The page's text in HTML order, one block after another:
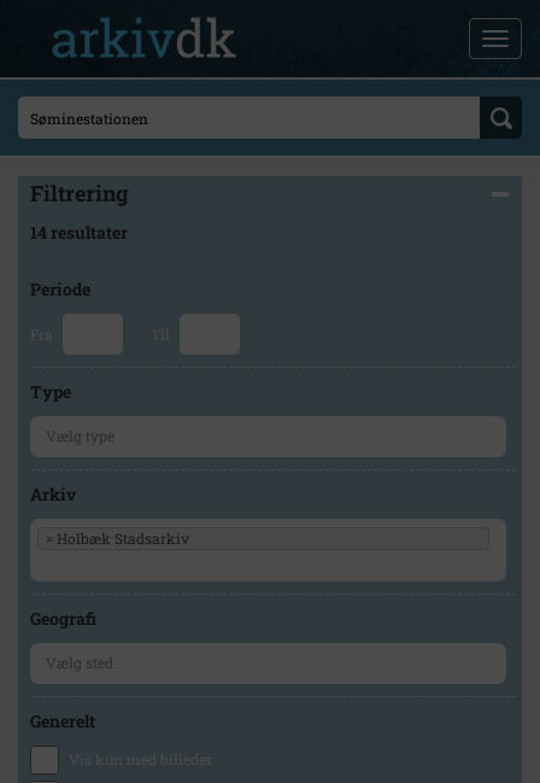
Filtrering
14 resultater
Periode
Fra Til
Type
Arkiv
× Holbæk Stadsarkiv
Geografi
Generelt
Vis kun med billeder